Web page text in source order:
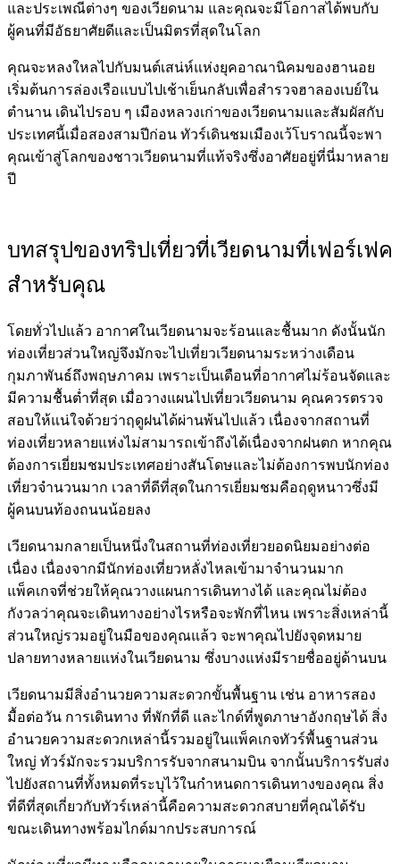
และประเพณีต่างๆ ของเวียดนาม และคุณจะมีโอกาสได้พบกับ
ผู้คนที่มีอัธยาศัยดีและเป็นมิตรที่สุดในโลก
คุณจะหลงใหลไปกับมนต์เสน่ห์แห่งยุคอาณานิคมของฮานอย
เริ่มต้นการล่องเรือแบบไปเช้าเย็นกลับเพื่อสำรวจฮาลองเบย์ใน
ตำนาน เดินไปรอบ ๆ เมืองหลวงเก่าของเวียดนามและสัมผัสกับ
ประเทศนี้เมื่อสองสามปีก่อน ทัวร์เดินชมเมืองเว้โบราณนี้จะพา
คุณเข้าสู่โลกของชาวเวียดนามที่แท้จริงซึ่งอาศัยอยู่ที่นี่มาหลาย
ปี
บทสรุปของทริปเที่ยวที่เวียดนามที่เฟอร์เฟค
สำหรับคุณ
โดยทั่วไปแล้ว อากาศในเวียดนามจะร้อนและชื้นมาก ดังนั้นนัก
ท่องเที่ยวส่วนใหญ่จึงมักจะไปเที่ยวเวียดนามระหว่างเดือน
กุมภาพันธ์ถึงพฤษภาคม เพราะเป็นเดือนที่อากาศไม่ร้อนจัดและ
มีความชื้นต่ำที่สุด เมื่อวางแผนไปเที่ยวเวียดนาม คุณควรตรวจ
สอบให้แน่ใจด้วยว่าฤดูฝนได้ผ่านพ้นไปแล้ว เนื่องจากสถานที่
ท่องเที่ยวหลายแห่งไม่สามารถเข้าถึงได้เนื่องจากฝนตก หากคุณ
ต้องการเยี่ยมชมประเทศอย่างสันโดษและไม่ต้องการพบนักท่อง
เที่ยวจำนวนมาก เวลาที่ดีที่สุดในการเยี่ยมชมคือฤดูหนาวซึ่งมี
ผู้คนบนท้องถนนน้อยลง
เวียดนามกลายเป็นหนึ่งในสถานที่ท่องเที่ยวยอดนิยมอย่างต่อ
เนื่อง เนื่องจากมีนักท่องเที่ยวหลั่งไหลเข้ามาจำนวนมาก
แพ็คเกจที่ช่วยให้คุณวางแผนการเดินทางได้ และคุณไม่ต้อง
กังวลว่าคุณจะเดินทางอย่างไรหรือจะพักที่ไหน เพราะสิ่งเหล่านี้
ส่วนใหญ่รวมอยู่ในมือของคุณแล้ว จะพาคุณไปยังจุดหมาย
ปลายทางหลายแห่งในเวียดนาม ซึ่งบางแห่งมีรายชื่ออยู่ด้านบน
เวียดนามมีสิ่งอำนวยความสะดวกขั้นพื้นฐาน เช่น อาหารสอง
มื้อต่อวัน การเดินทาง ที่พักที่ดี และไกด์ที่พูดภาษาอังกฤษได้ สิ่ง
อำนวยความสะดวกเหล่านี้รวมอยู่ในแพ็คเกจทัวร์พื้นฐานส่วน
ใหญ่ ทัวร์มักจะรวมบริการรับจากสนามบิน จากนั้นบริการรับส่ง
ไปยังสถานที่ทั้งหมดที่ระบุไว้ในกำหนดการเดินทางของคุณ สิ่ง
ที่ดีที่สุดเกี่ยวกับทัวร์เหล่านี้คือความสะดวกสบายที่คุณได้รับ
ขณะเดินทางพร้อมไกด์มากประสบการณ์